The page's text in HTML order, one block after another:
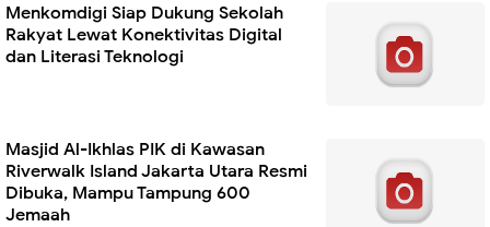
Menkomdigi Siap Dukung Sekolah
Rakyat Lewat Konektivitas Digital
dan Literasi Teknologi
Masjid Al-Ikhlas PIK di Kawasan
Riverwalk Island Jakarta Utara Resmi
Dibuka, Mampu Tampung 600
Jemaah